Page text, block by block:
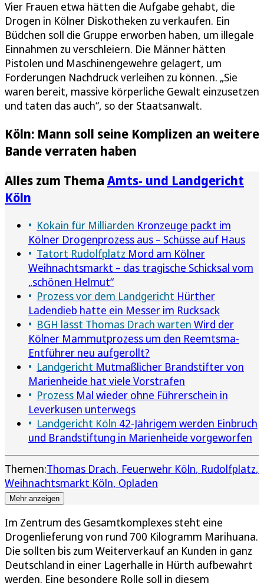
Vier Frauen etwa hätten die Aufgabe gehabt, die
Drogen in Kölner Diskotheken zu verkaufen. Ein
Büdchen soll die Gruppe erworben haben, um illegale
Einnahmen zu verschleiern. Die Männer hätten
Pistolen und Maschinengewehre gelagert, um
Forderungen Nachdruck verleihen zu können. „Sie
waren bereit, massive körperliche Gewalt einzusetzen
und taten das auch“, so der Staatsanwalt.
Köln: Mann soll seine Komplizen an weitere
Bande verraten haben
Alles zum Thema Amts- und Landgericht
Köln
Kokain für Milliarden Kronzeuge packt im
Kölner Drogenprozess aus – Schüsse auf Haus
Tatort Rudolfplatz Mord am Kölner
Weihnachtsmarkt – das tragische Schicksal vom
„schönen Helmut“
Prozess vor dem Landgericht Hürther
Ladendieb hatte ein Messer im Rucksack
BGH lässt Thomas Drach warten Wird der
Kölner Mammutprozess um den Reemtsma-
Entführer neu aufgerollt?
Landgericht Mutmaßlicher Brandstifter von
Marienheide hat viele Vorstrafen
Prozess Mal wieder ohne Führerschein in
Leverkusen unterwegs
Landgericht Köln 42-Jährigem werden Einbruch
und Brandstiftung in Marienheide vorgeworfen
Themen:Thomas Drach Feuerwehr Köln Rudolfplatz
Weihnachtsmarkt Köln Opladen
Mehr anzeigen
Im Zentrum des Gesamtkomplexes steht eine
Drogenlieferung von rund 700 Kilogramm Marihuana.
Die sollten bis zum Weiterverkauf an Kunden in ganz
Deutschland in einer Lagerhalle in Hürth aufbewahrt
werden. Eine besondere Rolle soll in diesem